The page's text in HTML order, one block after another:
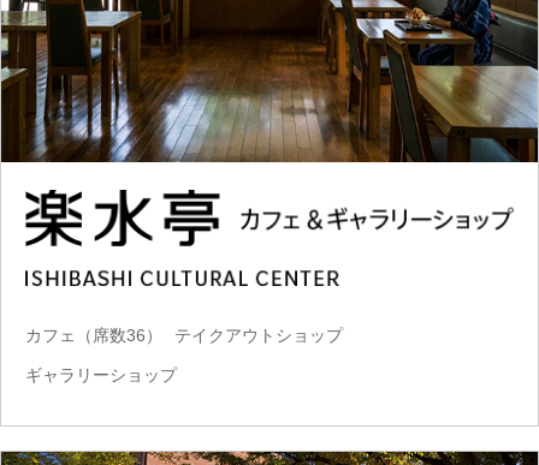
カフェ（席数36） テイクアウトショップ
ギャラリーショップ